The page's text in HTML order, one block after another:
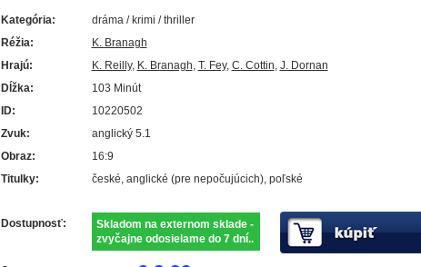
Kategória:
dráma / krimi / thriller
Réžia:
K. Branagh
Hrajú:
K. Reilly, K. Branagh, T. Fey, C. Cottin, J. Dornan
Dĺžka:
103 Minút
ID:
10220502
Zvuk:
anglický 5.1
Obraz:
16:9
Titulky:
české, anglické (pre nepočujúcich), poľské
Dostupnosť:
Skladom na externom sklade -
zvyčajne odosielame do 7 dní..